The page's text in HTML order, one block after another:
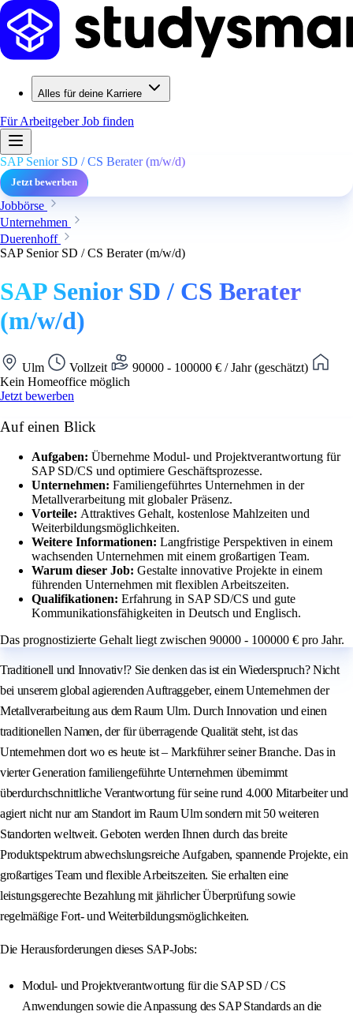
Alles für deine Karriere
Für ArbeitgeberJob finden
SAP Senior SD / CS Berater (m/w/d)
Jetzt bewerben
Jobbörse
Unternehmen
Duerenhoff
SAP Senior SD / CS Berater (m/w/d)
SAP Senior SD / CS Berater
(m/w/d)
Ulm Vollzeit
90000 - 100000 € / Jahr (geschätzt)
Kein Homeoffice möglich
Jetzt bewerben
Auf einen Blick
Aufgaben: Übernehme Modul- und Projektverantwortung für
SAP SD/CS und optimiere Geschäftsprozesse.
Unternehmen: Familiengeführtes Unternehmen in der
Metallverarbeitung mit globaler Präsenz.
Vorteile: Attraktives Gehalt, kostenlose Mahlzeiten und
Weiterbildungsmöglichkeiten.
Weitere Informationen: Langfristige Perspektiven in einem
wachsenden Unternehmen mit einem großartigen Team.
Warum dieser Job: Gestalte innovative Projekte in einem
führenden Unternehmen mit flexiblen Arbeitszeiten.
Qualifikationen: Erfahrung in SAP SD/CS und gute
Kommunikationsfähigkeiten in Deutsch und Englisch.
Das prognostizierte Gehalt liegt zwischen 90000 - 100000 € pro Jahr.
Traditionell und Innovativ!? Sie denken das ist ein Wiederspruch? Nicht
bei unserem global agierenden Auftraggeber, einem Unternehmen der
Metallverarbeitung aus dem Raum Ulm. Durch Innovation und einen
traditionellen Namen, der für überragende Qualität steht, ist das
Unternehmen dort wo es heute ist – Markführer seiner Branche. Das in
vierter Generation familiengeführte Unternehmen übernimmt
überdurchschnittliche Verantwortung für seine rund 4.000 Mitarbeiter und
agiert nicht nur am Standort im Raum Ulm sondern mit 50 weiteren
Standorten weltweit. Geboten werden Ihnen durch das breite
Produktspektrum abwechslungsreiche Aufgaben, spannende Projekte, ein
großartiges Team und flexible Arbeitszeiten. Sie erhalten eine
leistungsgerechte Bezahlung mit jährlicher Überprüfung sowie
regelmäßige Fort- und Weiterbildungsmöglichkeiten.
Die Herausforderungen dieses SAP-Jobs:
Modul- und Projektverantwortung für die SAP SD / CS
Anwendungen sowie die Anpassung des SAP Standards an die